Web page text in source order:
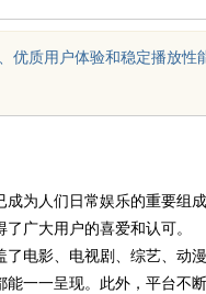
优质用户体验和稳定播放
为人们日常娱乐的重要组
广大用户的喜爱和认可。
了电影、电视剧、综艺、动
一一呈现。此外，平台不
ai却天天给他免费派单？